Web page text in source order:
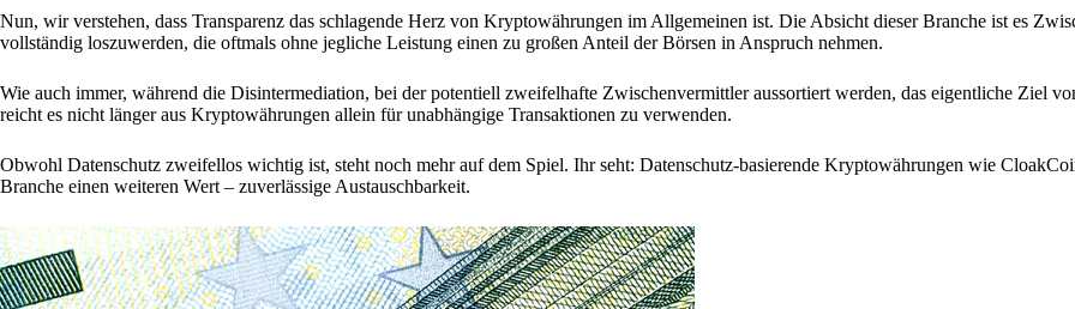
Nun, wir verstehen, dass Transparenz das schlagende Herz von Kryptowährungen im Allgemeinen ist. Die Absicht dieser Branche ist es
vollständig loszuwerden, die oftmals ohne jegliche Leistung einen zu großen Anteil der Börsen in Anspruch nehmen.
Wie auch immer, während die Disintermediation, bei der potentiell zweifelhafte Zwischenvermittler aussortiert werden, das eigentliche Ziel
reicht es nicht länger aus Kryptowährungen allein für unabhängige Transaktionen zu verwenden.
Obwohl Datenschutz zweifellos wichtig ist, steht noch mehr auf dem Spiel. Ihr seht: Datenschutz-basierende Kryptowährungen wie
Branche einen weiteren Wert – zuverlässige Austauschbarkeit.